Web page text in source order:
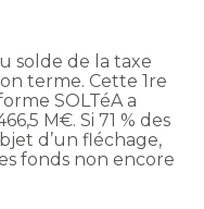
solde de la taxe
terme. Cette 1re
SOLTéA a
M€. Si 71 % des
d’un fléchage,
fonds non encore